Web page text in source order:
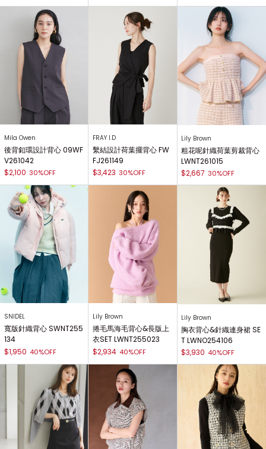
Mila Owen
後背釦環設計背心 09WF
V261042
$2,100 30%OFF
FRAY I.D
繫結設計荷葉擺背心 FW
FJ261149
$3,423 30%OFF
Lily Brown
粗花呢針織荷葉剪裁背心
LWNT261015
$2,667 30%OFF
SNIDEL
寬版針織背心 SWNT255
134
$1,950 40%OFF
Lily Brown
捲毛馬海毛背心&長版上
衣SET LWNT255023
$2,934 40%OFF
Lily Brown
胸衣背心&針織連身裙 SE
T LWNO254106
$3,930 40%OFF